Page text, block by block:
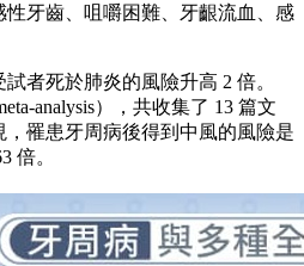
牙齒、咀嚼困難、牙齦流血、感
者死於肺炎的風險升高 2 倍。
analysis），共收集了 13 篇文
罹患牙周病後得到中風的風險是
倍。